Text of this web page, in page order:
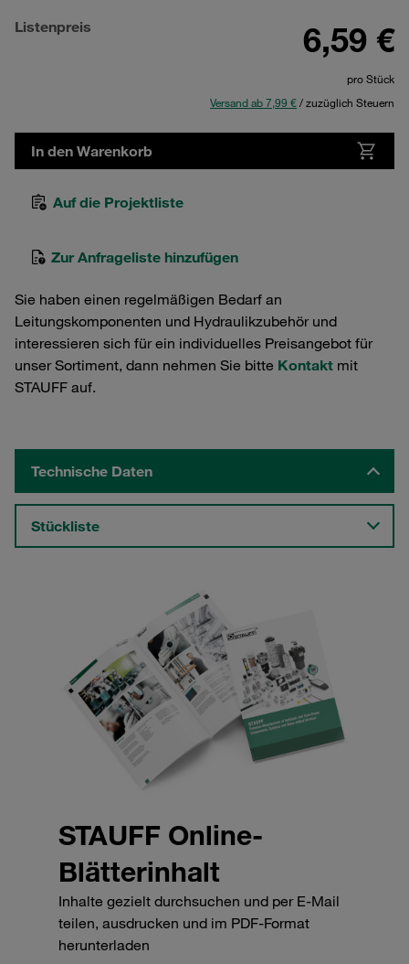
Listenpreis 6,59 €
pro Stück
Versand ab 7,99 €/ zuzüglich Steuern
In den Warenkorb
Auf die Projektliste
Zur Anfrageliste hinzufügen
Sie haben einen regelmäßigen Bedarf an
Leitungskomponenten und Hydraulikzubehör und
interessieren sich für ein individuelles Preisangebot für
unser Sortiment, dann nehmen Sie bitte Kontakt mit
STAUFF auf.
Technische Daten
Stückliste
STAUFF Online-
Blätterinhalt
Inhalte gezielt durchsuchen und per E-Mail
teilen, ausdrucken und im PDF-Format
herunterladen